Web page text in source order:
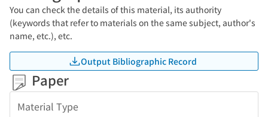
You can check the details of this material, its authority
(keywords that refer to materials on the same subject, author's
name, etc.), etc.
Output Bibliographic Record
Paper
Material Type